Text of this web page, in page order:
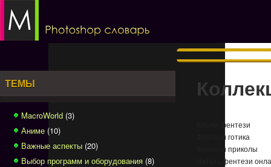
ТЕМЫ
MacroWorld (3)
Аниме (10)
Важные аспекты (20)
Выбор программ и оборудования (8)
Кошки фентези
Фентези готика
Фентези приколы
Читать фентези